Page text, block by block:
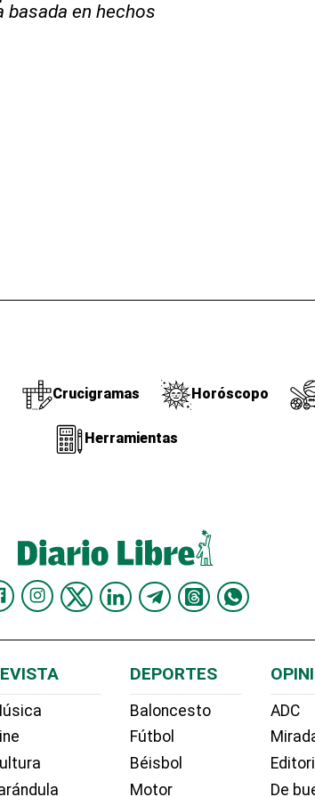
basada en hechos
Crucigramas Horóscopo
Herramientas
DEPORTES
Baloncesto
Fútbol
Béisbol
Motor
ADC
De